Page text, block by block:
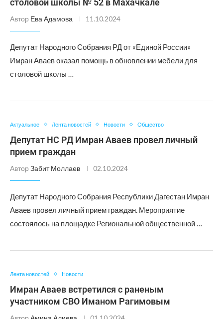
столовой школы № 52 в Махачкале
Автор Ева Адамова 11.10.2024
Депутат Народного Собрания РД от «Единой России»
Имран Аваев оказал помощь в обновлении мебели для
столовой школы …
Актуальное Лента новостей Новости Общество
Депутат НС РД Имран Аваев провел личный
прием граждан
Автор Забит Моллаев 02.10.2024
Депутат Народного Собрания Республики Дагестан Имран
Аваев провел личный прием граждан. Мероприятие
состоялось на площадке Региональной общественной …
Лента новостей Новости
Имран Аваев встретился с раненым
участником СВО Иманом Рагимовым